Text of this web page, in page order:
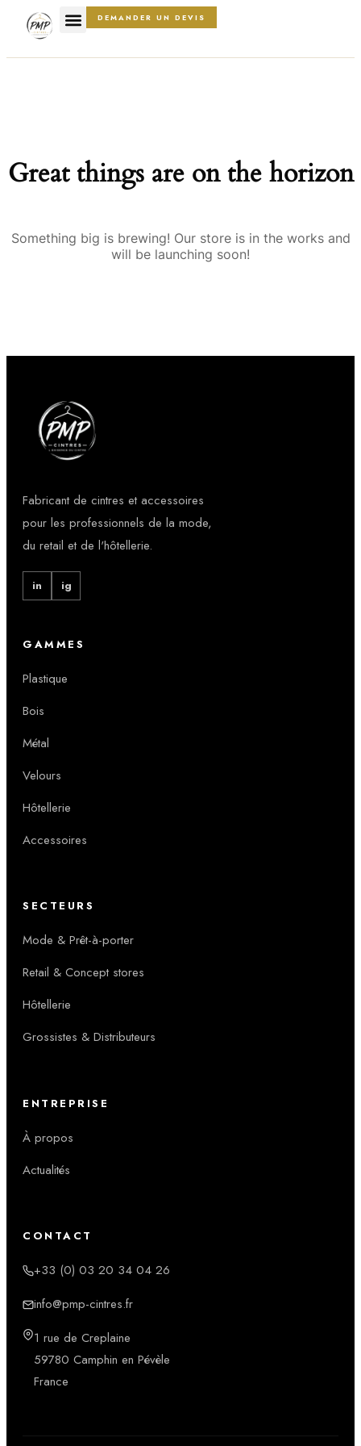
DEMANDER UN DEVIS
Great things are on the horizon
Something big is brewing! Our store is in the works and
will be launching soon!
Fabricant de cintres et accessoires
pour les professionnels de la mode,
du retail et de l'hôtellerie.
in ig
GAMMES
Plastique
Bois
Métal
Velours
Hôtellerie
Accessoires
SECTEURS
Mode & Prêt-à-porter
Retail & Concept stores
Hôtellerie
Grossistes & Distributeurs
ENTREPRISE
À propos
Actualités
CONTACT
+33 (0) 03 20 34 04 26
info@pmp-cintres.fr
1 rue de Creplaine
59780 Camphin en Pévèle
France